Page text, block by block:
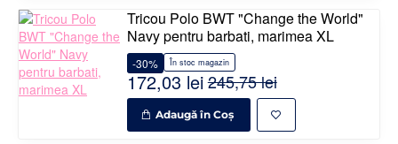
Tricou Polo BWT "Change the World"
Navy pentru barbati, marimea XL
În stoc magazin
-30%
172,03 lei245,75 lei
Adaugă în Coş